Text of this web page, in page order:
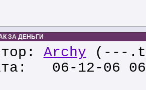
ЗА ДЕНЬГИ
Archy (---
06-12-06